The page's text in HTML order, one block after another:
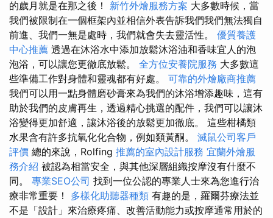
的歲月就是在那之後！ 新竹外燴服務方案 大多數時候，當
我們被限制在一個框架內並相信外表告訴我們我們無法獨自
前進、我們一無是處時，我們就會失去靈活性。 優質養護
中心推薦 透過在沐浴水中添加放鬆沐浴油和香味宜人的泡
泡浴，可以讓您更徹底放鬆。 全方位安養院服務 大多數這
些準備工作對身體和靈魂都有好處。 可靠的外燴廠商推薦
我們可以用一點身體磨砂膏來為我們的沐浴增添趣味，這有
助於我們的皮膚再生，透過精心挑選的配件，我們可以讓沐
浴變得更加舒適，讓沐浴後的放鬆更加徹底。 這些柑橘類
水果含有許多抗氧化化合物，例如類黃酮。 滅鼠公司客戶
評價 總的來說，Rolfing 推薦的室內設計服務 宜蘭外燴服
務介紹 被認為相當安全，與其他深層組織按摩沒有什麼不
同。 專業SEO公司 找到一位公認的專業人士來為您進行治
療非常重要！ 多樣化助聽器種類 有趣的是，羅爾芬療法並
不是「設計」來治療疼痛、改善活動能力或按摩通常用於的